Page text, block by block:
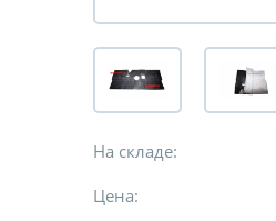
На складе:
Цена: